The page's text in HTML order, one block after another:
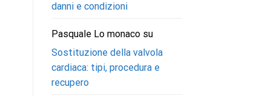
danni e condizioni
Pasquale Lo monacosu
Sostituzione della valvola
cardiaca: tipi, procedura e
recupero